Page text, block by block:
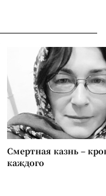
Смертная казнь –
каждого